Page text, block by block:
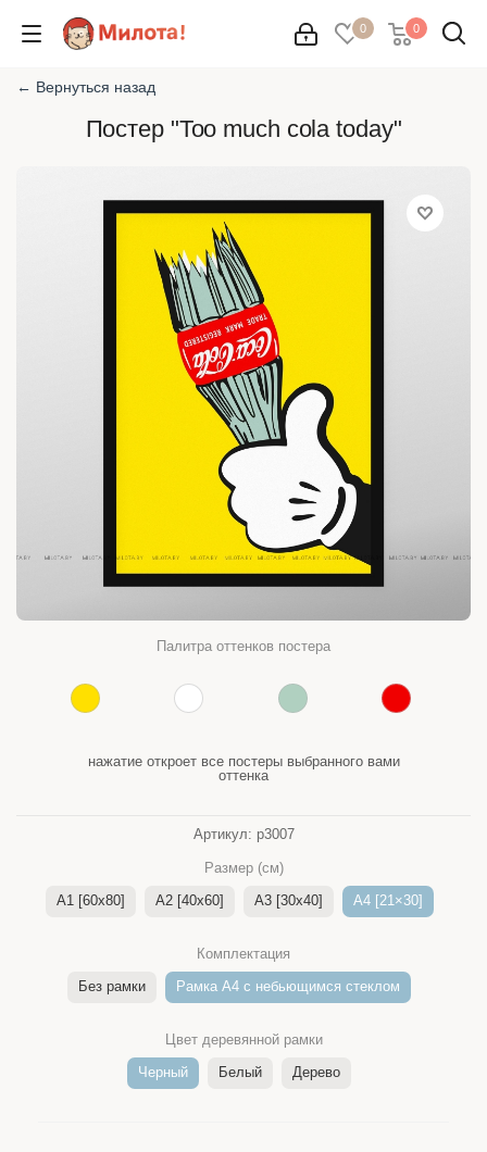
0 0
← Вернуться назад
Постер "Too much cola today"
Палитра оттенков постера
нажатие откроет все постеры выбранного вами
оттенка
Артикул: p3007
Размер (см)
A1 [60x80]
A2 [40x60] A3 [30x40] A4 [21×30]
Комплектация
Без рамки
Рамка A4 c небьющимся стеклом
Цвет деревянной рамки
Черный
Белый Дерево